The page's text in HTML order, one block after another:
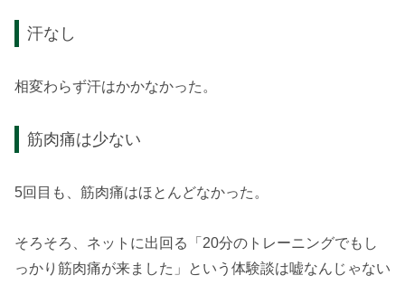
汗なし
相変わらず汗はかかなかった。
筋肉痛は少ない
5回目も、筋肉痛はほとんどなかった。
そろそろ、ネットに出回る「20分のトレーニングでもし
っかり筋肉痛が来ました」という体験談は嘘なんじゃない